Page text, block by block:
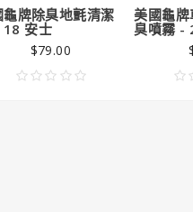
龜牌除臭地氈清潔
安士
$79.00
美國龜
臭噴霧 -